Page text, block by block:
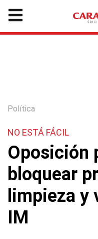
Política
NO ESTÁ FÁCIL
Oposición
bloquear
limpieza y
IM